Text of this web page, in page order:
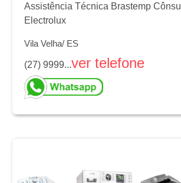
Assistência Técnica Brastemp Cônsul
Electrolux
Vila Velha/ ES
(27) 9999...ver telefone